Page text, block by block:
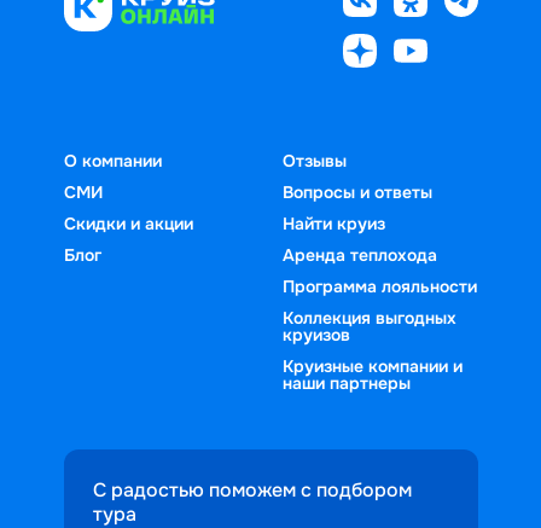
О компании
СМИ
Скидки и акции
Блог
Отзывы
Вопросы и ответы
Найти круиз
Аренда теплохода
Программа лояльности
Коллекция выгодных
круизов
Круизные компании и
наши партнеры
С радостью поможем с подбором
тура